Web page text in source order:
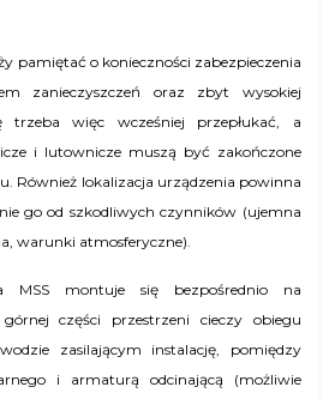
pamiętać o konieczności zabezpieczenia
zanieczyszczeń oraz zbyt wysokiej
trzeba więc wcześniej przepłukać, a
i lutownicze muszą być zakończone
Również lokalizacja urządzenia powinna
go od szkodliwych czynników (ujemna
warunki atmosferyczne).
MSS montuje się bezpośrednio na
części przestrzeni cieczy obiegu
zasilającym instalację, pomiędzy
i armaturą odcinającą (możliwie